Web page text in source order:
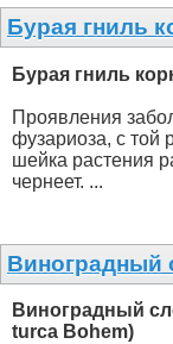
Бурая гниль
Бурая гниль
Проявления
фузариоза, с той
шейка растения
чернеет. ...
Виноградный
Виноградный
turca Bohem)